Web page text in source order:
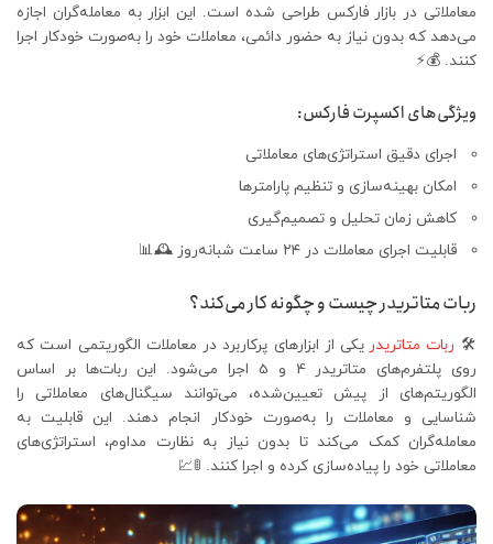
معاملاتی در بازار فارکس طراحی شده است. این ابزار به معامله‌گران اجازه
می‌دهد که بدون نیاز به حضور دائمی، معاملات خود را به‌صورت خودکار اجرا
کنند. 💰⚡
ویژگی‌های اکسپرت فارکس:
اجرای دقیق استراتژی‌های معاملاتی
امکان بهینه‌سازی و تنظیم پارامترها
کاهش زمان تحلیل و تصمیم‌گیری
قابلیت اجرای معاملات در ۲۴ ساعت شبانه‌روز 🕰📊
ربات متاتریدر چیست و چگونه کار می‌کند؟
🛠 ربات متاتریدر یکی از ابزارهای پرکاربرد در معاملات الگوریتمی است که
روی پلتفرم‌های متاتریدر 4 و 5 اجرا می‌شود. این ربات‌ها بر اساس
الگوریتم‌های از پیش تعیین‌شده، می‌توانند سیگنال‌های معاملاتی را
شناسایی و معاملات را به‌صورت خودکار انجام دهند. این قابلیت به
معامله‌گران کمک می‌کند تا بدون نیاز به نظارت مداوم، استراتژی‌های
معاملاتی خود را پیاده‌سازی کرده و اجرا کنند. 🚦💹